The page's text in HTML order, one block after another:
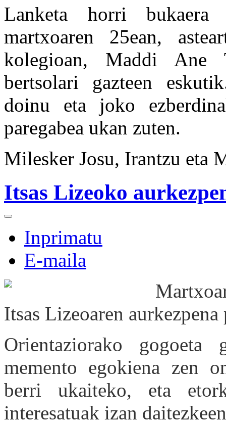
Lanketa horri
martxoaren 25ean,
kolegioan, Maddi Ane
bertsolari gazteen
doinu eta joko
paregabea ukan zuten.
Milesker Josu, Irantzu eta
Itsas Lizeoko
Inprimatu
E-maila
Itsas Lizeoaren
Orientaziorako
memento egokiena zen
berri ukaiteko, eta
interesatuak izan